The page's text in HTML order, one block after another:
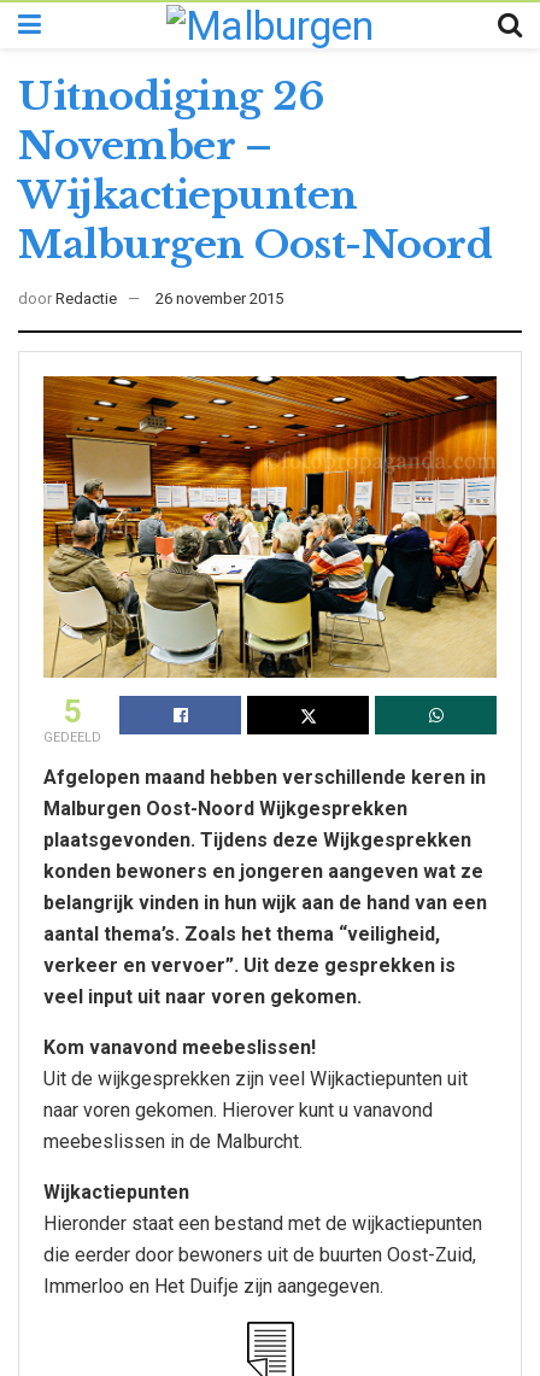
Uitnodiging 26
November –
Wijkactiepunten
Malburgen Oost-Noord
door Redactie 26 november 2015
5
GEDEELD
Afgelopen maand hebben verschillende keren in
Malburgen Oost-Noord Wijkgesprekken
plaatsgevonden. Tijdens deze Wijkgesprekken
konden bewoners en jongeren aangeven wat ze
belangrijk vinden in hun wijk aan de hand van een
aantal thema’s. Zoals het thema “veiligheid,
verkeer en vervoer”. Uit deze gesprekken is
veel input uit naar voren gekomen.
Kom vanavond meebeslissen!
Uit de wijkgesprekken zijn veel Wijkactiepunten uit
naar voren gekomen. Hierover kunt u vanavond
meebeslissen in de Malburcht.
Wijkactiepunten
Hieronder staat een bestand met de wijkactiepunten
die eerder door bewoners uit de buurten Oost-Zuid,
Immerloo en Het Duifje zijn aangegeven.